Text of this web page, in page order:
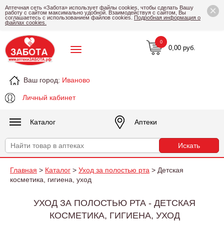
×
Аптечная сеть «Забота» использует файлы cookies, чтобы сделать Вашу
работу с сайтом максимально удобной. Взаимодействуя с сайтом, Вы
соглашаетесь с использованием файлов cookies. Подробная информация о
файлах cookies.
Ваш город: Иваново
Личный кабинет
0,00 руб.
0
Каталог Аптеки
Главная > Каталог > Уход за полостью рта > Детская
косметика, гигиена, уход
УХОД ЗА ПОЛОСТЬЮ РТА - ДЕТСКАЯ
КОСМЕТИКА, ГИГИЕНА, УХОД